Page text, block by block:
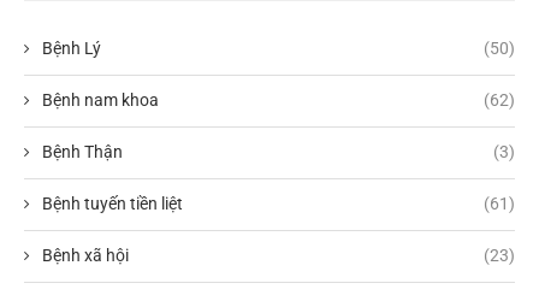
Bệnh Lý (50)
Bệnh nam khoa (62)
Bệnh Thận (3)
Bệnh tuyến tiền liệt (61)
Bệnh xã hội (23)